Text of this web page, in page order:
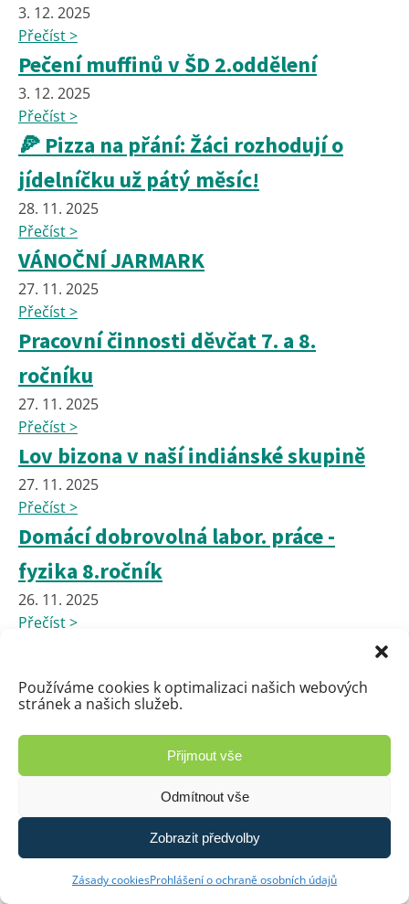
Používáme cookies k optimalizaci našich webových
stránek a našich služeb.
Přijmout vše
Odmítnout vše
Zobrazit předvolby
Zásady cookiesProhlášení o ochraně osobních údajů
3. 12. 2025
Přečíst >
Pečení muffinů v ŠD 2.oddělení
3. 12. 2025
Přečíst >
🍕 Pizza na přání: Žáci rozhodují o
jídelníčku už pátý měsíc!
28. 11. 2025
Přečíst >
VÁNOČNÍ JARMARK
27. 11. 2025
Přečíst >
Pracovní činnosti děvčat 7. a 8.
ročníku
27. 11. 2025
Přečíst >
Lov bizona v naší indiánské skupině
27. 11. 2025
Přečíst >
Domácí dobrovolná labor. práce -
fyzika 8.ročník
26. 11. 2025
Přečíst >
fyzika 9.ročník
26. 11. 2025
Přečíst >
📢 UPOZORNĚNÍ PRO RODIČE A
NÁVŠTĚVNÍKY – ZÁKAZ PARKOVÁNÍ
Přečíst >
Domácí experiment z FYZIKY pro